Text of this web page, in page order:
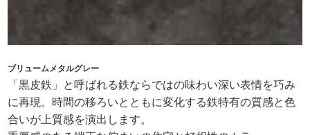
ブリュームメタルグレー
「黒皮鉄」と呼ばれる鉄ならではの味わい深い表情を巧み
に再現。時間の移ろいとともに変化する鉄特有の質感と色
合いが上質感を演出します。